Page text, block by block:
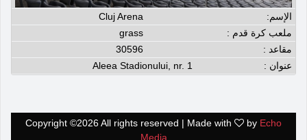
الإسم:
Cluj Arena
ملعب كرة قدم :
grass
مقاعد :
30596
عنوان :
Aleea Stadionului, nr. 1
Copyright ©2026 All rights reserved | Made with by Echo
Media